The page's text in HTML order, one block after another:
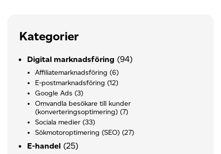
Kategorier
Digital marknadsföring (94)
Affiliatemarknadsföring (6)
E-postmarknadsföring (12)
Google Ads (3)
Omvandla besökare till kunder
(konverteringsoptimering) (7)
Sociala medier (33)
Sökmotoroptimering (SEO) (27)
E-handel (25)